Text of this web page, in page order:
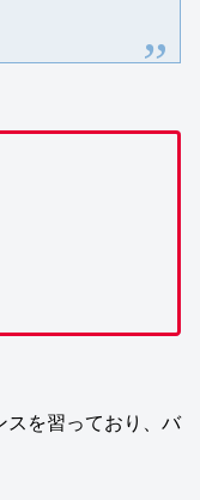
を習っており、バ